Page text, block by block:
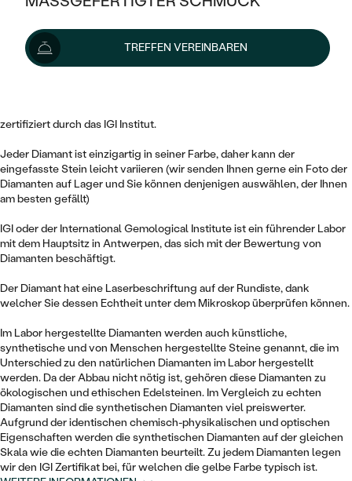
KLASSISCH
MEMOIRE
V-FORM
VINTAGE
AUSSERGEWÖHNLICHE
GEHÄMMERTE
MIT FÜLLUNG
IM SET
NACH PREIS
MIT MEHREREN DIAMANTEN
HALO
IM SET
GESTALTE EINEN RING
WÄHLE EINEN RING
DIAMANTEN ZUM EINFASSEN
LAB GROWN DIAMANTEN ZUM
EINFASSEN
FARBIGE DIAMANTEN ZUM EINFASSEN
AUSVERKAUF
WENN SCHMUCK HILFT
NACH TYP
OHRRINGE
RINGE
ANHÄNGER / KETTEN
ARMBÄNDER
SCHMUCKSET
HERRENSCHMUCK
SCHMUCK FÜR KINDER
BROSCHEN
SCHMUCKZUBEHÖR
PLATIN
CREOLEN
OHRHÄNGER
SOLITÄR
HERZ
KINDER
PIERCINGS
NACH STEIN
GOLD
SILBER
NACH STYL
SOLITÄR
ZUR GEBURT EINES KINDES
PERSONALISIERT
MIT STERNZEICHEN
MINIMALISTISCH
MEDAILLON
KETTEN
HERZKETTEN
AUSVERKAUF
GOLD
SILBER
PLATIN
NACH STYL
STATEMENT
SIEGELRINGE
PERSONALISIERT
NACH EDELSTEIN
TREFFEN VEREINBAREN
560 €
zertifiziert durch das IGI Institut.
Jeder Diamant ist einzigartig in seiner Farbe, daher kann der
eingefasste Stein leicht variieren (wir senden Ihnen gerne ein Foto der
Diamanten auf Lager und Sie können denjenigen auswählen, der Ihnen
am besten gefällt)
IGI oder der International Gemological Institute ist ein führender Labor
mit dem Hauptsitz in Antwerpen, das sich mit der Bewertung von
Diamanten beschäftigt.
Der Diamant hat eine Laserbeschriftung auf der Rundiste, dank
welcher Sie dessen Echtheit unter dem Mikroskop überprüfen können.
Im Labor hergestellte Diamanten werden auch künstliche,
synthetische und von Menschen hergestellte Steine genannt, die im
Unterschied zu den natürlichen Diamanten im Labor hergestellt
werden. Da der Abbau nicht nötig ist, gehören diese Diamanten zu
ökologischen und ethischen Edelsteinen. Im Vergleich zu echten
Diamanten sind die synthetischen Diamanten viel preiswerter.
Aufgrund der identischen chemisch-physikalischen und optischen
Eigenschaften werden die synthetischen Diamanten auf der gleichen
Skala wie die echten Diamanten beurteilt. Zu jedem Diamanten legen
wir den IGI Zertifikat bei, für welchen die gelbe Farbe typisch ist.